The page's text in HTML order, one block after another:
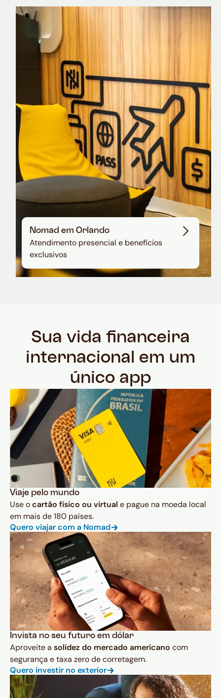
Nomad Explorer
Cartão de crédito brasileiro com cashback
em dólar
Nomad em Orlando
Atendimento presencial e benefícios
exclusivos
Sua vida financeira
internacional em um
único app
Viaje pelo mundo
Use ocartão físico ou virtual e pague na moeda local
em mais de 180 países.
Quero viajar com a Nomad
Invista no seu futuro em dólar
Aproveite a solidez do mercado americano com
segurança e taxa zero de corretagem.
Quero investir no exterior